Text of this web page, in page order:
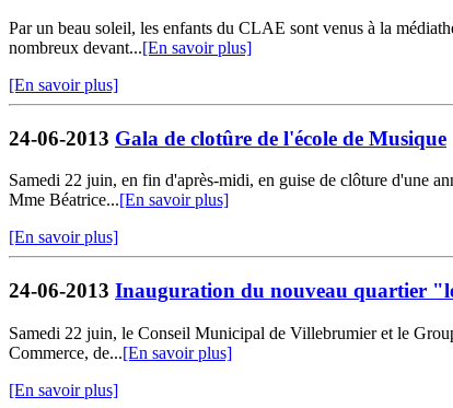
Par un beau soleil, les enfants du CLAE sont venus à la
nombreux devant...[En savoir plus]
[En savoir plus]
24-06-2013 Gala de clotûre de l'école de Musique
Samedi 22 juin, en fin d'après-midi, en guise de clôture d'une
Mme Béatrice...[En savoir plus]
[En savoir plus]
24-06-2013 Inauguration du nouveau quartier
Samedi 22 juin, le Conseil Municipal de Villebrumier et le
Commerce, de...[En savoir plus]
[En savoir plus]